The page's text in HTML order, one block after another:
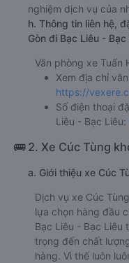
nghiệm dịch vụ của
h. Thông tin liên hệ,
Gòn đi Bạc Liêu -
Văn phòng xe Tuấn
Xem địa chỉ
https://
Số điện thoại
Liêu - Bạc Liêu:
🚌 2. Xe Cúc Tùng
a. Giới thiệu xe Cúc
Dịch vụ xe Cúc
lựa chọn hàng đầu
Bạc Liêu - Bạc Liêu
trọng đến chất
hàng. Vì thế luôn